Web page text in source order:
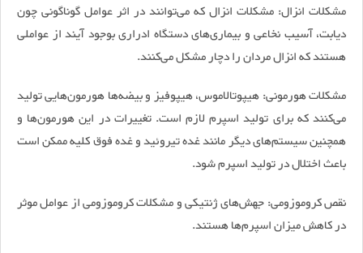
مشکلات انزال: مشکلات انزال که می‌توانند در اثر عوامل گوناگونی چون
دیابت، آسیب نخاعی و بیماری‌های دستگاه ادراری بوجود آیند از عواملی
هستند که انزال مردان را دچار مشکل می‌کنند.
مشکلات هورمونی: هیپوتالاموس، هیپوفیز و بیضه‌ها هورمون‌هایی تولید
می‌کنند که برای تولید اسپرم لازم است. تغییرات در این هورمون‌ها و
همچنین سیستم‌های دیگر مانند غده تیروئید و غده فوق کلیه ممکن است
باعث اختلال در تولید اسپرم شود.
نقص کروموزومی: جهش‌های ژنتیکی و مشکلات کروموزومی از عوامل موثر
در کاهش میزان اسپرم‌ها هستند.